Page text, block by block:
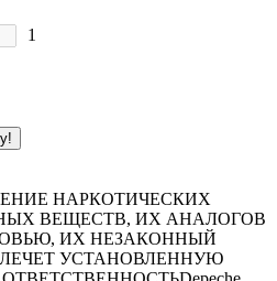
1
НАРКОТИЧЕСКИХ
ВЕЩЕСТВ, ИХ АНАЛОГОВ
ИХ НЕЗАКОННЫЙ
УСТАНОВЛЕННУЮ